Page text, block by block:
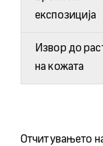
експозиција
Извор до
на кожата
Отчитувањето